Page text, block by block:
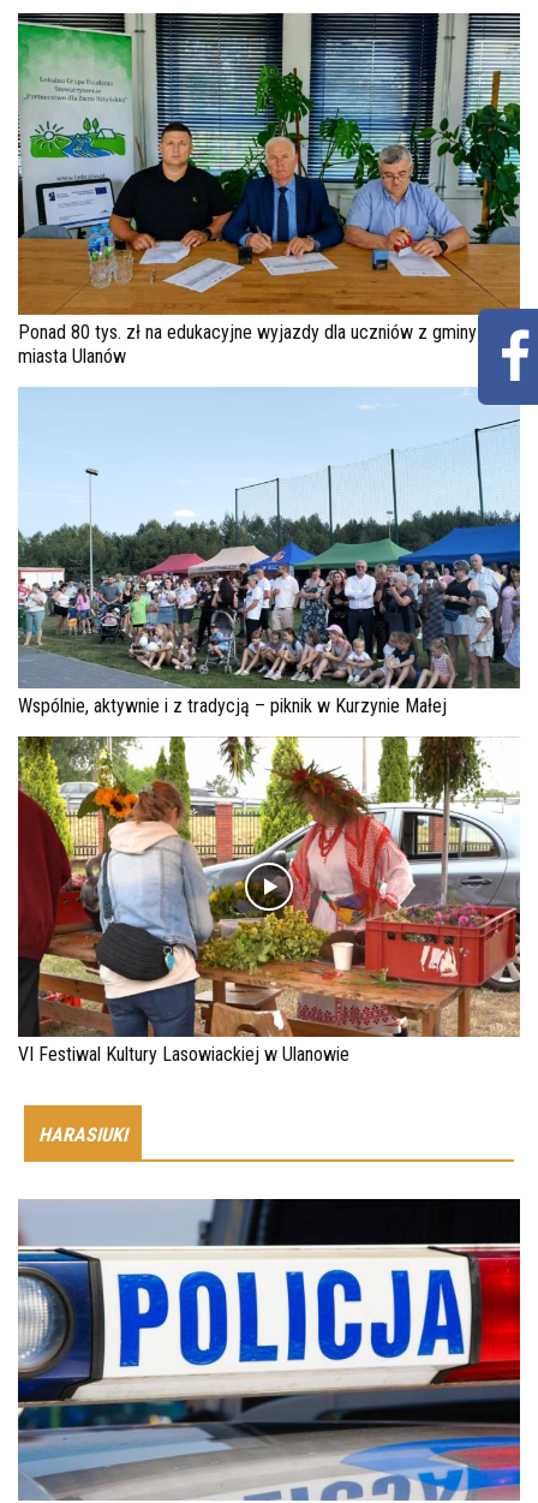
Ponad 80 tys. zł na edukacyjne wyjazdy dla uczniów z gminy i
miasta Ulanów
Wspólnie, aktywnie i z tradycją – piknik w Kurzynie Małej
VI Festiwal Kultury Lasowiackiej w Ulanowie
HARASIUKI